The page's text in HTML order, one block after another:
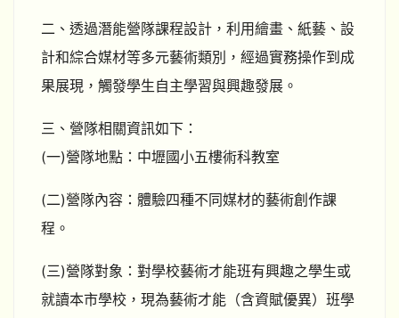
二、透過潛能營隊課程設計，利用繪畫、紙藝、設
計和綜合媒材等多元藝術類別，經過實務操作到成
果展現，觸發學生自主學習與興趣發展。
三、營隊相關資訊如下：
(一)營隊地點：中壢國小五樓術科教室
(二)營隊內容：體驗四種不同媒材的藝術創作課
程。
(三)營隊對象：對學校藝術才能班有興趣之學生或
就讀本市學校，現為藝術才能（含資賦優異）班學